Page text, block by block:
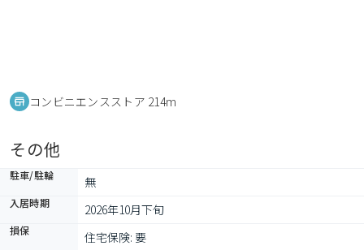
コンビニエンスストア 214m
その他
駐車/駐輪 無
入居時期 2026年10月下旬
損保 住宅保険: 要